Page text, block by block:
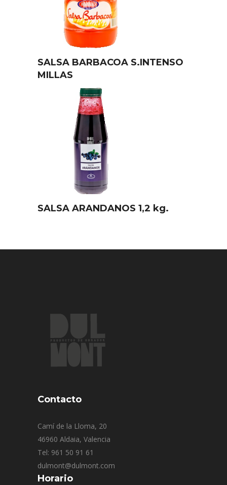
SALSA BARBACOA S.INTENSO
MILLAS
SALSA ARANDANOS 1,2 kg.
Contacto
Camí de la Lloma, 20
46960 Aldaia, Valencia
Tel: 961 50 91 61
dulmont@dulmont.com
Horario